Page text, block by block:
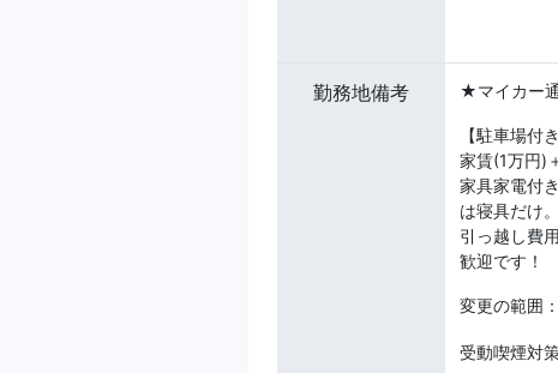
勤務地備考 ★マイカー
【駐車場付
家賃(1万円)
家具家電付
は寝具だけ。
引っ越し費
歓迎です！
変更の範囲
受動喫煙対